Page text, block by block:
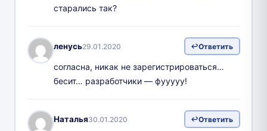
старались так?
ленусь29.01.2020 Ответить
согласна, никак не зарегистрироваться…
бесит… разработчики — фууууу!
Наталья30.01.2020 Ответить